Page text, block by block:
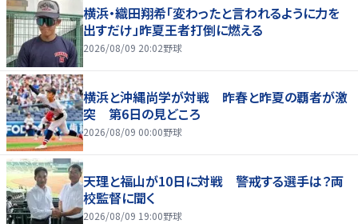
横浜・織田翔希「変わったと言われるように力を
出すだけ」昨夏王者打倒に燃える
2026/08/09 20:02野球
横浜と沖縄尚学が対戦 昨春と昨夏の覇者が激
突 第6日の見どころ
2026/08/09 00:00野球
天理と福山が10日に対戦 警戒する選手は？両
校監督に聞く
2026/08/09 19:00野球